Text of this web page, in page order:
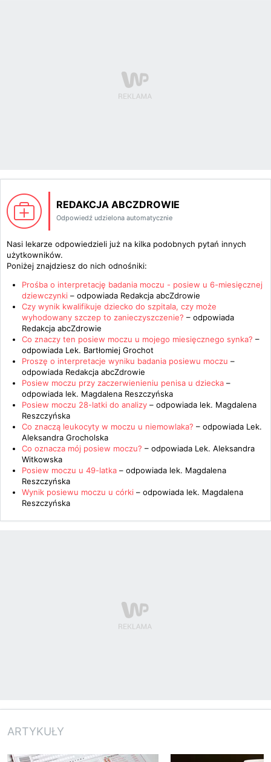
REDAKCJA ABCZDROWIE
Odpowiedź udzielona automatycznie
Nasi lekarze odpowiedzieli już na kilka podobnych pytań innych
użytkowników.
Poniżej znajdziesz do nich odnośniki:
Prośba o interpretację badania moczu - posiew u 6-miesięcznej
dziewczynki – odpowiada Redakcja abcZdrowie
Czy wynik kwalifikuje dziecko do szpitala, czy może
wyhodowany szczep to zanieczyszczenie? – odpowiada
Redakcja abcZdrowie
Co znaczy ten posiew moczu u mojego miesięcznego synka? –
odpowiada Lek. Bartłomiej Grochot
Proszę o interpretacje wyniku badania posiewu moczu –
odpowiada Redakcja abcZdrowie
Posiew moczu przy zaczerwienieniu penisa u dziecka –
odpowiada lek. Magdalena Reszczyńska
Posiew moczu 28-latki do analizy – odpowiada lek. Magdalena
Reszczyńska
Co znaczą leukocyty w moczu u niemowlaka? – odpowiada Lek.
Aleksandra Grocholska
Co oznacza mój posiew moczu? – odpowiada Lek. Aleksandra
Witkowska
Posiew moczu u 49-latka – odpowiada lek. Magdalena
Reszczyńska
Wynik posiewu moczu u córki – odpowiada lek. Magdalena
Reszczyńska
ARTYKUŁY